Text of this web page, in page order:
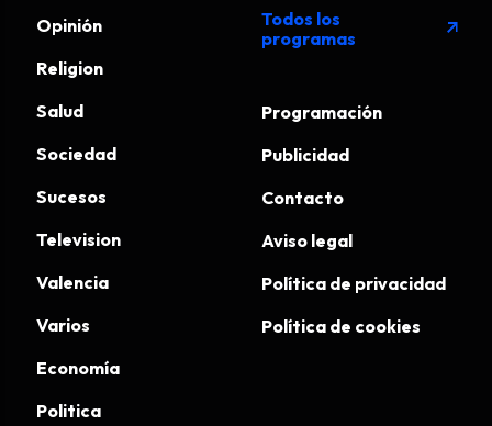
Opinión
Religion
Salud
Sociedad
Sucesos
Television
Valencia
Varios
Economía
Politica
Todos los
programas
arrow_outward
Programación
Publicidad
Contacto
Aviso legal
Política de privacidad
Política de cookies